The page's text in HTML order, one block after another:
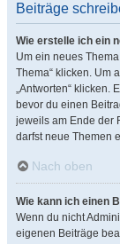
Beiträge
Wie erstelle ich ein
Um ein neues
Thema“ klicken. Um
„Antworten“ klicken.
bevor du einen
jeweils am Ende der
darfst neue Themen
Nach oben
Wie kann ich einen
Wenn du nicht
eigenen Beiträge